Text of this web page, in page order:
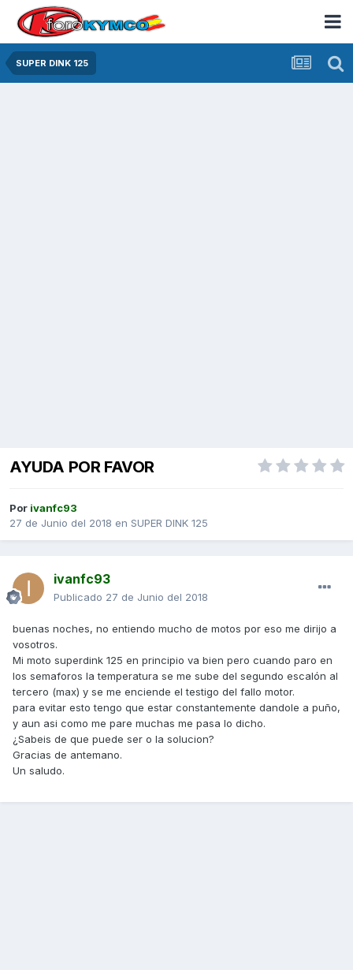
SUPER DINK 125
AYUDA POR FAVOR
Por ivanfc93
27 de Junio del 2018 en SUPER DINK 125
ivanfc93
Publicado 27 de Junio del 2018
buenas noches, no entiendo mucho de motos por eso me dirijo a
vosotros.
Mi moto superdink 125 en principio va bien pero cuando paro en
los semaforos la temperatura se me sube del segundo escalón al
tercero (max) y se me enciende el testigo del fallo motor.
para evitar esto tengo que estar constantemente dandole a puño,
y aun asi como me pare muchas me pasa lo dicho.
¿Sabeis de que puede ser o la solucion?
Gracias de antemano.
Un saludo.